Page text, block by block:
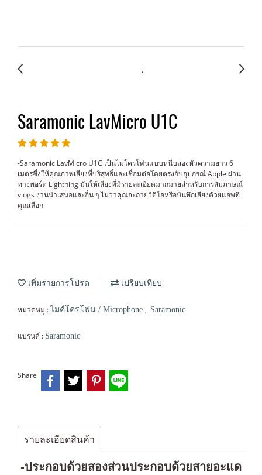
Saramonic LavMicro U1C
-Saramonic LavMicro U1C เป็นไมโครโฟนแบบหนีบสองหัวความยาว 6
เมตรซึ่งให้คุณภาพเสียงที่บริสุทธิ์และเชื่อมต่อโดยตรงกับอุปกรณ์ Apple ผ่าน
ทางพอร์ต Lightning มันให้เสียงที่มีรายละเอียดมากมายสำหรับการสัมภาษณ์
vlogs งานนำเสนอและอื่น ๆ ไม่ว่าคุณจะถ่ายวิดีโอหรือบันทึกเสียงด้วยแอพที่
คุณเลือก
เพิ่มรายการโปรด เปรียบเทียบ
หมวดหมู่ :ไมค์โครโฟน / Microphone , Saramonic
แบรนด์ : Saramonic
Share
รายละเอียดสินค้า
-ประกอบด้วยสองส่วนประกอบด้วยสายอะแด